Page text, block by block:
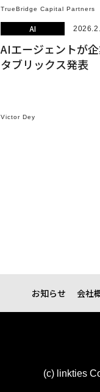
TrueBridge Capital Partners
AI
AIエージェントが
タブリックス発表
Victor Dey
お知らせ 会社
(c) linkties